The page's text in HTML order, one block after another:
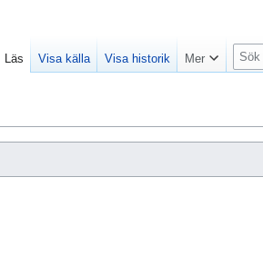
Läs Visa källa Visa historik Mer
S
ö